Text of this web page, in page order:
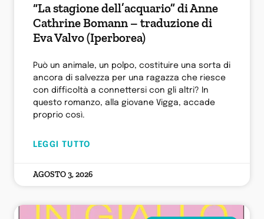
“La stagione dell’acquario” di Anne
Cathrine Bomann – traduzione di
Eva Valvo (Iperborea)
Può un animale, un polpo, costituire una sorta di
ancora di salvezza per una ragazza che riesce
con difficoltà a connettersi con gli altri? In
questo romanzo, alla giovane Vigga, accade
proprio così.
LEGGI TUTTO
AGOSTO 3, 2026